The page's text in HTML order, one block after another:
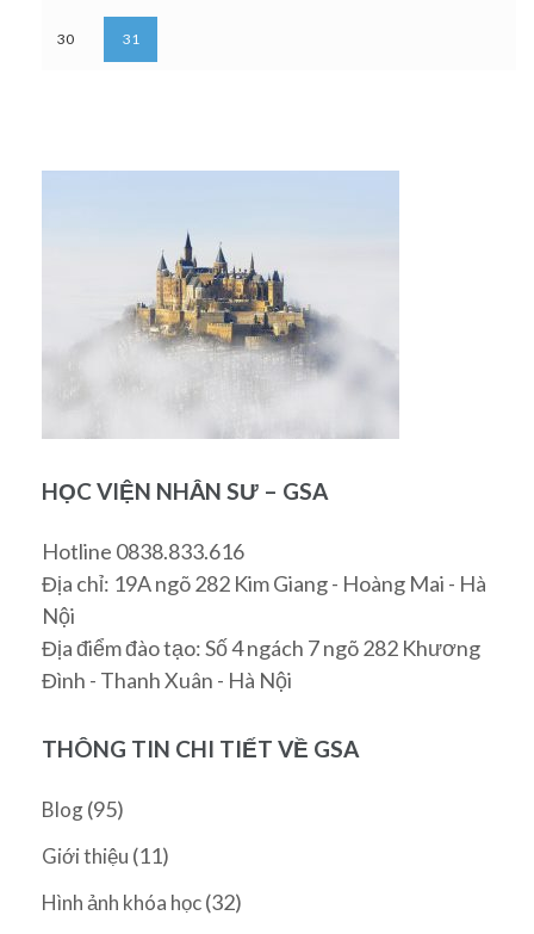
30 31
HỌC VIỆN NHÂN SƯ – GSA
Hotline 0838.833.616
Địa chỉ: 19A ngõ 282 Kim Giang - Hoàng Mai - Hà
Nội
Địa điểm đào tạo: Số 4 ngách 7 ngõ 282 Khương
Đình - Thanh Xuân - Hà Nội
THÔNG TIN CHI TIẾT VỀ GSA
Blog(95)
Giới thiệu (11)
Hình ảnh khóa học(32)